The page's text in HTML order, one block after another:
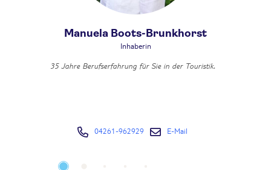
Manuela Boots-Brunkhorst
Inhaberin
35 Jahre Berufserfahrung für Sie in der Touristik.
04261-962929 E-Mail